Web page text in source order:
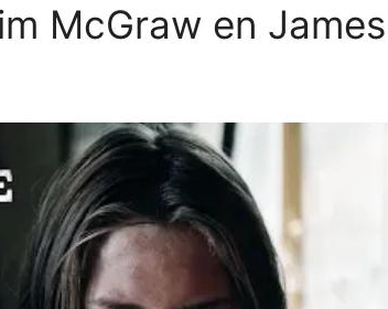
McGraw en James